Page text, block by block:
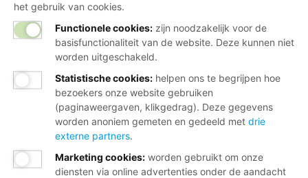
het gebruik van cookies.
Functionele cookies: zijn noodzakelijk voor de
basisfunctionaliteit van de website. Deze kunnen niet
worden uitgeschakeld.
Statistische cookies: helpen ons te begrijpen hoe
bezoekers onze website gebruiken
(paginaweergaven, klikgedrag). Deze gegevens
worden anoniem gemeten en gedeeld met drie
externe partners.
Marketing cookies: worden gebruikt om onze
diensten via online advertenties onder de aandacht